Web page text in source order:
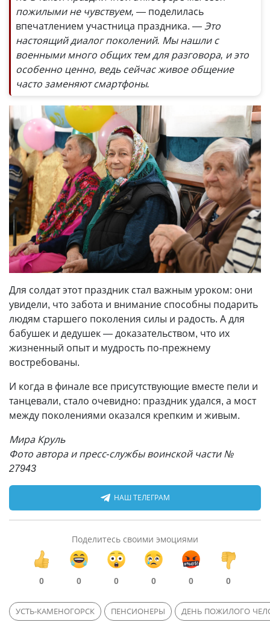
пожилыми не чувствуем, — поделилась
впечатлением участница праздника. — Это
настоящий диалог поколений. Мы нашли с
военными много общих тем для разговора, и это
особенно ценно, ведь сейчас живое общение
часто заменяют смартфоны.
Для солдат этот праздник стал важным уроком: они
увидели, что забота и внимание способны подарить
людям старшего поколения силы и радость. А для
бабушек и дедушек — доказательством, что их
жизненный опыт и мудрость по-прежнему
востребованы.
И когда в финале все присутствующие вместе пели и
танцевали, стало очевидно: праздник удался, а мост
между поколениями оказался крепким и живым.
Мира Круль
Фото автора и пресс-службы воинской части №
27943
НАШ ТЕЛЕГРАМ
Поделитесь своими эмоциями
0 0 0 0 0 0
УСТЬ-КАМЕНОГОРСК ПЕНСИОНЕРЫ ДЕНЬ ПОЖИЛОГО